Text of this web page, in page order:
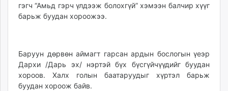
гэгч “Амьд гэрч үлдээж болохгүй” хэмээн балчир хүүг
барьж буудан хороожээ.
Баруун дөрвөн аймагт гарсан ардын бослогын үеэр
Дархи /Дарь эх/ нэртэй бүх бүсгүйчүүдийг буудан
хороов. Халх голын баатаруудыг хүртэл барьж
буудан хороож байв.